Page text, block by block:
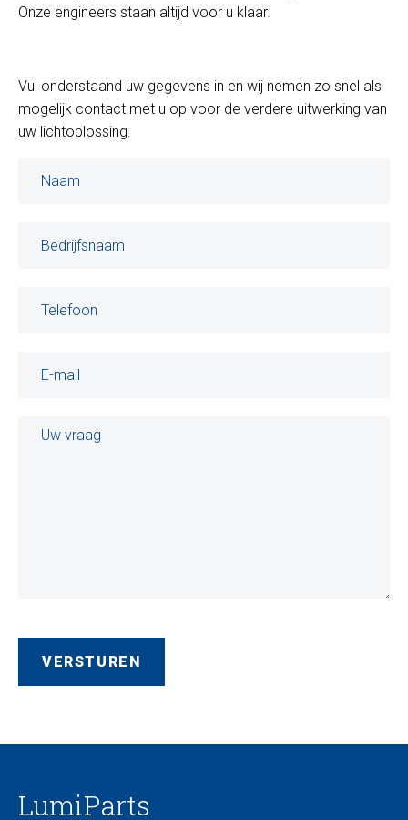
Onze engineers staan altijd voor u klaar.
Vul onderstaand uw gegevens in en wij nemen zo snel als
mogelijk contact met u op voor de verdere uitwerking van
uw lichtoplossing.
LumiParts